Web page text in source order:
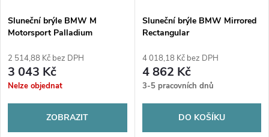
Sluneční brýle BMW M
Motorsport Palladium
2 514,88 Kč bez DPH
3 043 Kč
Nelze objednat
ZOBRAZIT
Sluneční brýle BMW Mirrored
Rectangular
4 018,18 Kč bez DPH
4 862 Kč
3-5 pracovních dnů
DO KOŠÍKU